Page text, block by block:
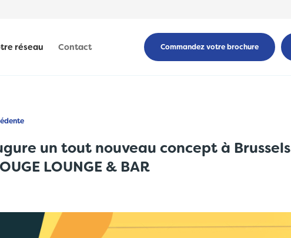
réseau Contact Commandez votre brochure
un tout nouveau concept à Brussels
LOUNGE & BAR